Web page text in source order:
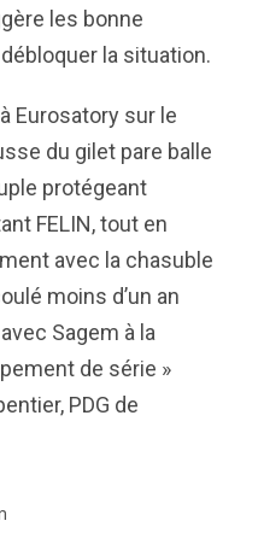
les bonne
la situation.
Eurosatory sur le
du gilet pare balle
protégeant
FELIN, tout en
avec la chasuble
moins d’un an
Sagem à la
de série »
PDG de